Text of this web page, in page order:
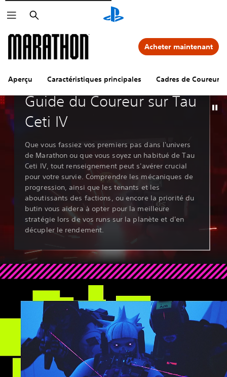
Rechercher
Aperçu Caractéristiques principales Cadres de Coureur
Acheter maintenant
Guides et éditoriaux
Guide du Coureur sur Tau
Ceti IV
Que vous fassiez vos premiers pas dans l'univers
de Marathon ou que vous soyez un habitué de Tau
Ceti IV, tout renseignement peut s'avérer crucial
pour votre survie. Comprendre les mécaniques de
progression, ainsi que les tenants et les
aboutissants des factions, ou encore la priorité du
butin vous aidera à opter pour la meilleure
stratégie lors de vos runs sur la planète et d'en
décupler le rendement.